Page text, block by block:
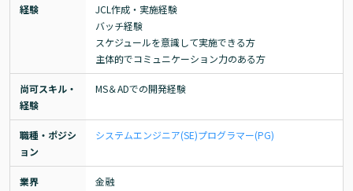
経験
JCL作成・実施経験
バッチ経験
スケジュールを意識して実施できる方
主体的でコミュニケーション力のある方
尚可スキル・
経験
MS＆ADでの開発経験
職種・ポジシ
ョン
システムエンジニア(SE)プログラマー(PG)
業界 金融